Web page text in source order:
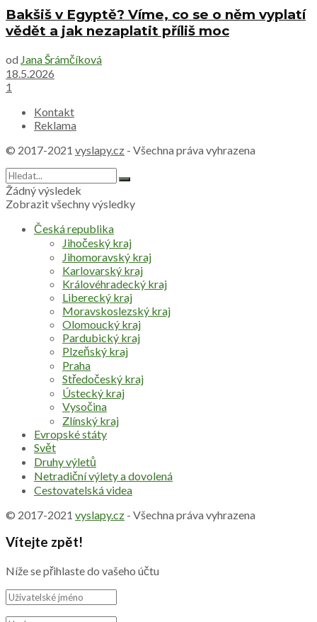
Bakšiš v Egyptě? Víme, co se o něm vyplatí
vědět a jak nezaplatit příliš moc
od Jana Šrámčíková
18.5.2026
1
Kontakt
Reklama
© 2017-2021 vyslapy.cz - Všechna práva vyhrazena
Žádný výsledek
Zobrazit všechny výsledky
Česká republika
Jihočeský kraj
Jihomoravský kraj
Karlovarský kraj
Královéhradecký kraj
Liberecký kraj
Moravskoslezský kraj
Olomoucký kraj
Pardubický kraj
Plzeňský kraj
Praha
Středočeský kraj
Ústecký kraj
Vysočina
Zlínský kraj
Evropské státy
Svět
Druhy výletů
Netradiční výlety a dovolená
Cestovatelská videa
© 2017-2021 vyslapy.cz - Všechna práva vyhrazena
Vítejte zpět!
Níže se přihlaste do vašeho účtu